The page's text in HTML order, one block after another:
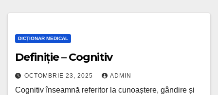
DICȚIONAR MEDICAL
Definiție – Cognitiv
OCTOMBRIE 23, 2025 ADMIN
Cognitiv înseamnă referitor la cunoaștere, gândire și